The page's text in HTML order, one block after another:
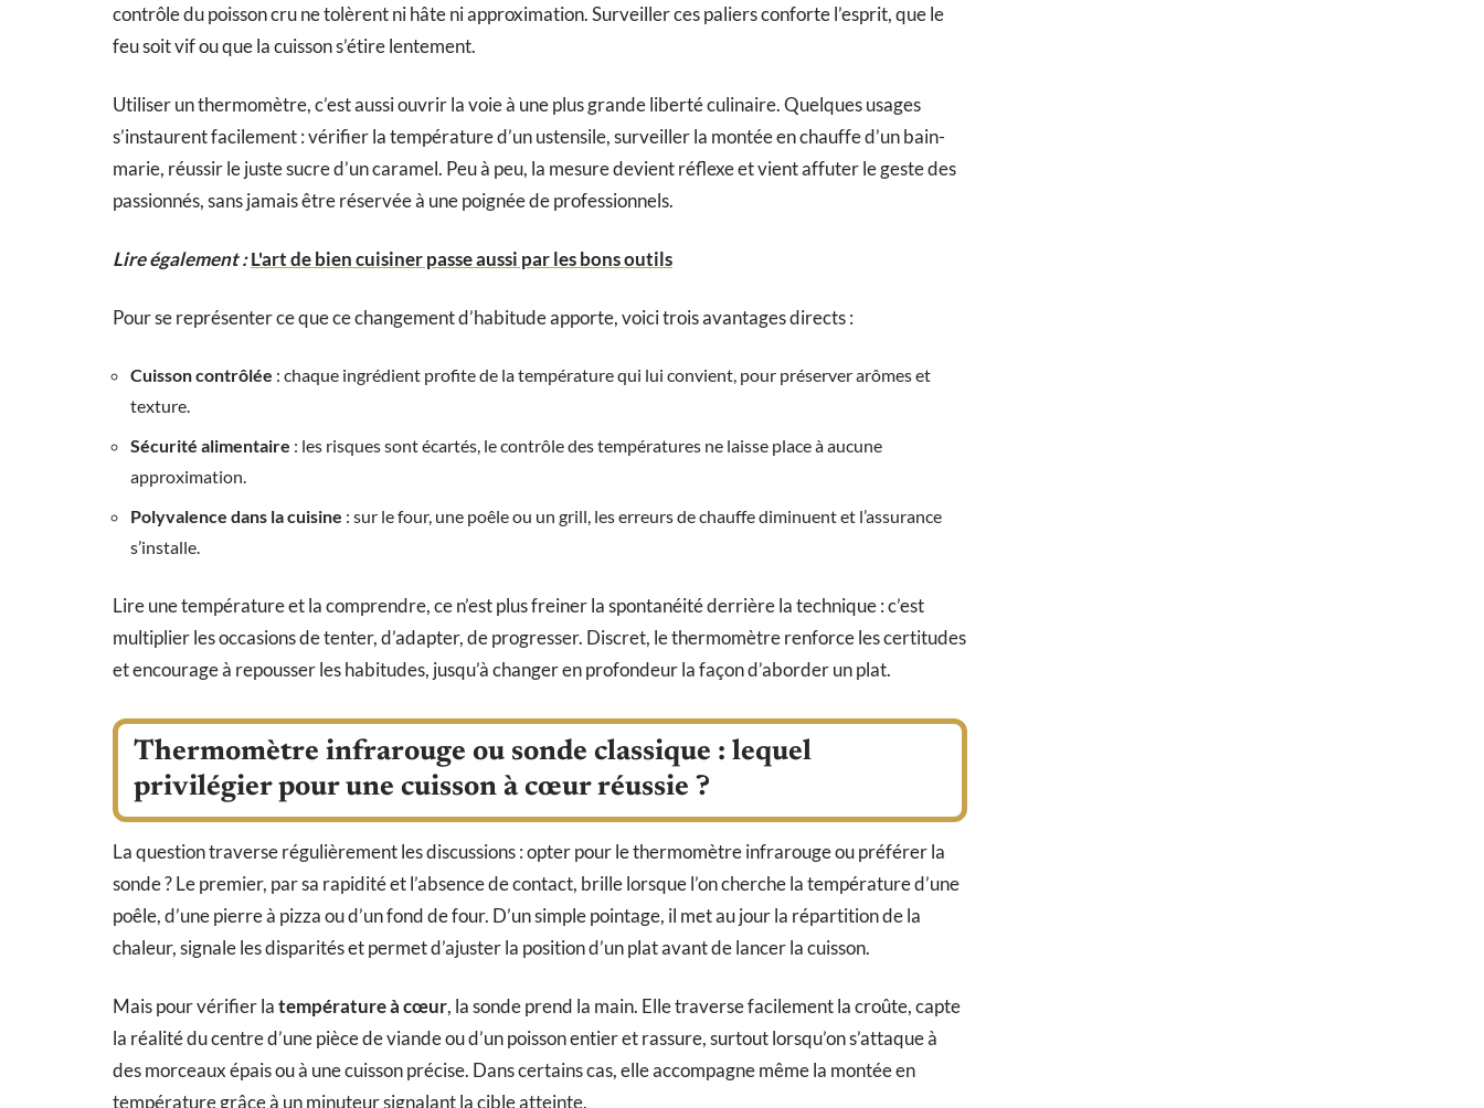
contrôle du poisson cru ne tolèrent ni hâte ni approximation. Surveiller ces paliers conforte l’esprit, que le
feu soit vif ou que la cuisson s’étire lentement.
Utiliser un thermomètre, c’est aussi ouvrir la voie à une plus grande liberté culinaire. Quelques usages
s’instaurent facilement : vérifier la température d’un ustensile, surveiller la montée en chauffe d’un bain-
marie, réussir le juste sucre d’un caramel. Peu à peu, la mesure devient réflexe et vient affuter le geste des
passionnés, sans jamais être réservée à une poignée de professionnels.
Lire également :L'art de bien cuisiner passe aussi par les bons outils
Pour se représenter ce que ce changement d’habitude apporte, voici trois avantages directs :
Cuisson contrôlée : chaque ingrédient profite de la température qui lui convient, pour préserver arômes et
texture.
Sécurité alimentaire : les risques sont écartés, le contrôle des températures ne laisse place à aucune
approximation.
Polyvalence dans la cuisine : sur le four, une poêle ou un grill, les erreurs de chauffe diminuent et l’assurance
s’installe.
Lire une température et la comprendre, ce n’est plus freiner la spontanéité derrière la technique : c’est
multiplier les occasions de tenter, d’adapter, de progresser. Discret, le thermomètre renforce les certitudes
et encourage à repousser les habitudes, jusqu’à changer en profondeur la façon d’aborder un plat.
Thermomètre infrarouge ou sonde classique : lequel
privilégier pour une cuisson à cœur réussie ?
La question traverse régulièrement les discussions : opter pour le thermomètre infrarouge ou préférer la
sonde ? Le premier, par sa rapidité et l’absence de contact, brille lorsque l’on cherche la température d’une
poêle, d’une pierre à pizza ou d’un fond de four. D’un simple pointage, il met au jour la répartition de la
chaleur, signale les disparités et permet d’ajuster la position d’un plat avant de lancer la cuisson.
Mais pour vérifier latempérature à cœur, la sonde prend la main. Elle traverse facilement la croûte, capte
la réalité du centre d’une pièce de viande ou d’un poisson entier et rassure, surtout lorsqu’on s’attaque à
des morceaux épais ou à une cuisson précise. Dans certains cas, elle accompagne même la montée en
température grâce à un minuteur signalant la cible atteinte.